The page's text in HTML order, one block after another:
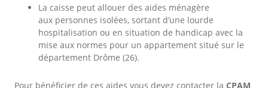
La caisse peut allouer des aides ménagère
aux personnes isolées, sortant d’une lourde
hospitalisation ou en situation de handicap avec la
mise aux normes pour un appartement situé sur le
département Drôme (26).
Pour bénéficier de ces aides vous devez contacter la CPAM